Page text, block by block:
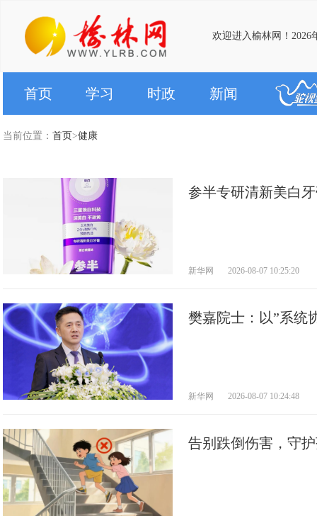
欢迎进入榆林网！2026
首页 学习 时政 新闻
当前位置： 首页>健康
参半专研清新美白
新华网 2026-08-07 10:25:20
樊嘉院士：以”系统
新华网 2026-08-07 10:24:48
告别跌倒伤害，守